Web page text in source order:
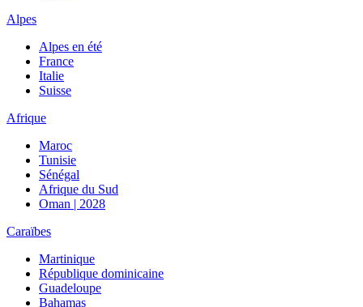
Alpes
Alpes en été
France
Italie
Suisse
Afrique
Maroc
Tunisie
Sénégal
Afrique du Sud
Oman | 2028
Caraïbes
Martinique
République dominicaine
Guadeloupe
Bahamas